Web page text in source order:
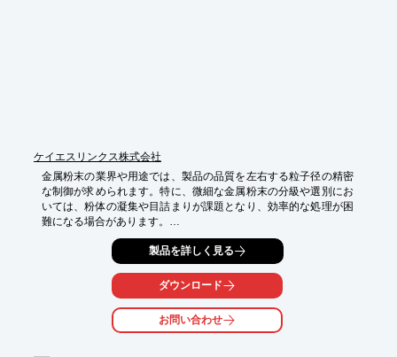
ケイエスリンクス株式会社
金属粉末の業界や用途では、製品の品質を左右する粒子径の精密
な制御が求められます。特に、微細な金属粉末の分級や選別にお
いては、粉体の凝集や目詰まりが課題となり、効率的な処理が困
難になる場合があります。
『ウルトラソニック』は、ラボでの使用に適したコンパクト設計
の直下排出型超音波振動ふるい機です。
スクリーンにスイーブ振動方式による超音波振動を加えること
で、分解分級の困難な微粉体の篩過能力が向上し、ミクロン単位
の選別にも効果を発揮します。
製品を詳しく見る
ダウンロード
お問い合わせ